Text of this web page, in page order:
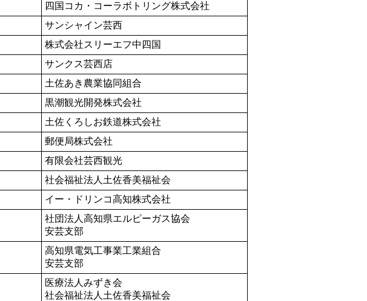
四国コカ・コーラボトリング株式会社
サンシャイン芸西
株式会社スリーエフ中四国
サンクス芸西店
土佐あき農業協同組合
黒潮観光開発株式会社
土佐くろしお鉄道株式会社
郵便局株式会社
有限会社芸西観光
社会福祉法人土佐香美福祉会
イー・ドリンコ高知株式会社
社団法人高知県エルピーガス協会
安芸支部
高知県電気工事業工業組合
安芸支部
医療法人みずき会
社会福祉法人土佐香美福祉会